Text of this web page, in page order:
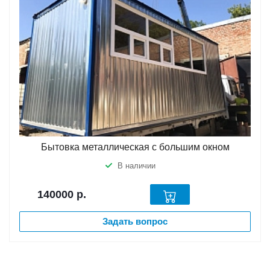
Бытовка металлическая с большим окном
В наличии
140000 р.
Задать вопрос